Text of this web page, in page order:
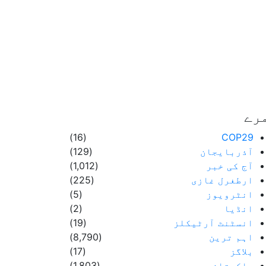
COP29
(16)
آذربایجان
(129)
آج کی خبر
(1,012)
ارطغرل غازی
(225)
انٹرویوز
(5)
انڈیا
(2)
انسٹنٹ آرٹیکلز
(19)
اہم ترین
(8,790)
بلاگز
(17)